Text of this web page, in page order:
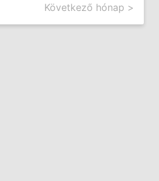
Következő hónap >